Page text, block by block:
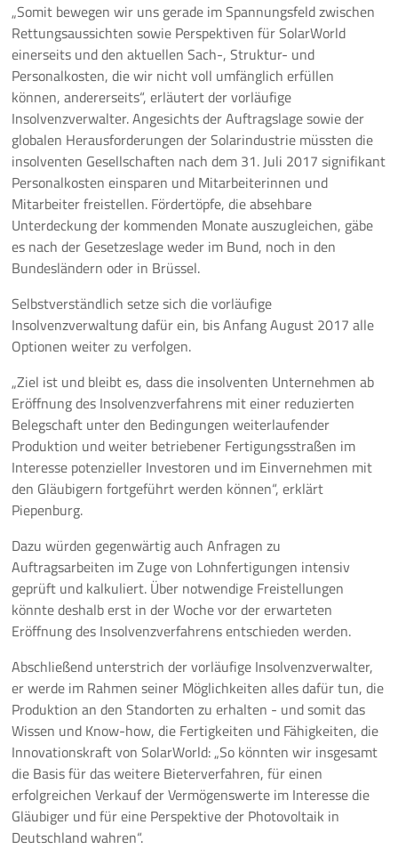
„Somit bewegen wir uns gerade im Spannungsfeld zwischen
Rettungsaussichten sowie Perspektiven für SolarWorld
einerseits und den aktuellen Sach-, Struktur- und
Personalkosten, die wir nicht voll umfänglich erfüllen
können, andererseits“, erläutert der vorläufige
Insolvenzverwalter. Angesichts der Auftragslage sowie der
globalen Herausforderungen der Solarindustrie müssten die
insolventen Gesellschaften nach dem 31. Juli 2017 signifikant
Personalkosten einsparen und Mitarbeiterinnen und
Mitarbeiter freistellen. Fördertöpfe, die absehbare
Unterdeckung der kommenden Monate auszugleichen, gäbe
es nach der Gesetzeslage weder im Bund, noch in den
Bundesländern oder in Brüssel.
Selbstverständlich setze sich die vorläufige
Insolvenzverwaltung dafür ein, bis Anfang August 2017 alle
Optionen weiter zu verfolgen.
„Ziel ist und bleibt es, dass die insolventen Unternehmen ab
Eröffnung des Insolvenzverfahrens mit einer reduzierten
Belegschaft unter den Bedingungen weiterlaufender
Produktion und weiter betriebener Fertigungsstraßen im
Interesse potenzieller Investoren und im Einvernehmen mit
den Gläubigern fortgeführt werden können“, erklärt
Piepenburg.
Dazu würden gegenwärtig auch Anfragen zu
Auftragsarbeiten im Zuge von Lohnfertigungen intensiv
geprüft und kalkuliert. Über notwendige Freistellungen
könnte deshalb erst in der Woche vor der erwarteten
Eröffnung des Insolvenzverfahrens entschieden werden.
Abschließend unterstrich der vorläufige Insolvenzverwalter,
er werde im Rahmen seiner Möglichkeiten alles dafür tun, die
Produktion an den Standorten zu erhalten - und somit das
Wissen und Know-how, die Fertigkeiten und Fähigkeiten, die
Innovationskraft von SolarWorld: „So könnten wir insgesamt
die Basis für das weitere Bieterverfahren, für einen
erfolgreichen Verkauf der Vermögenswerte im Interesse die
Gläubiger und für eine Perspektive der Photovoltaik in
Deutschland wahren“.